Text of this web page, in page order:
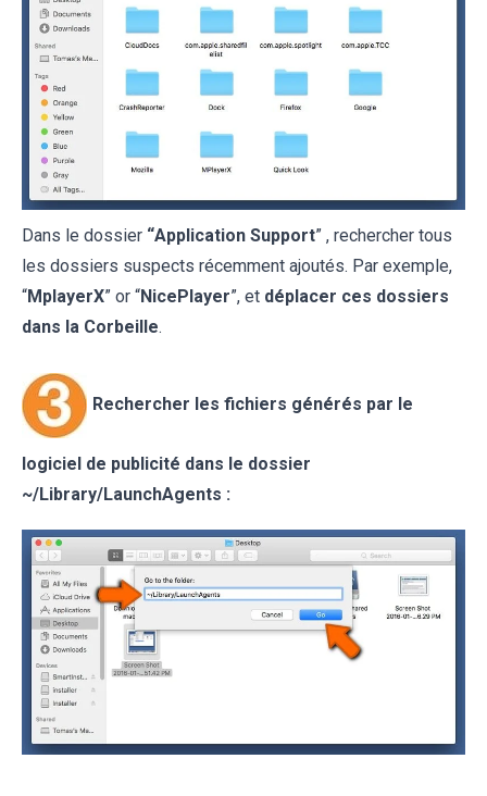
Dans le dossier “Application Support” , rechercher tous
les dossiers suspects récemment ajoutés. Par exemple,
“MplayerX” or “NicePlayer”, et déplacer ces dossiers
dans la Corbeille.
Rechercher les fichiers générés par le
logiciel de publicité dans le dossier
~/Library/LaunchAgents :